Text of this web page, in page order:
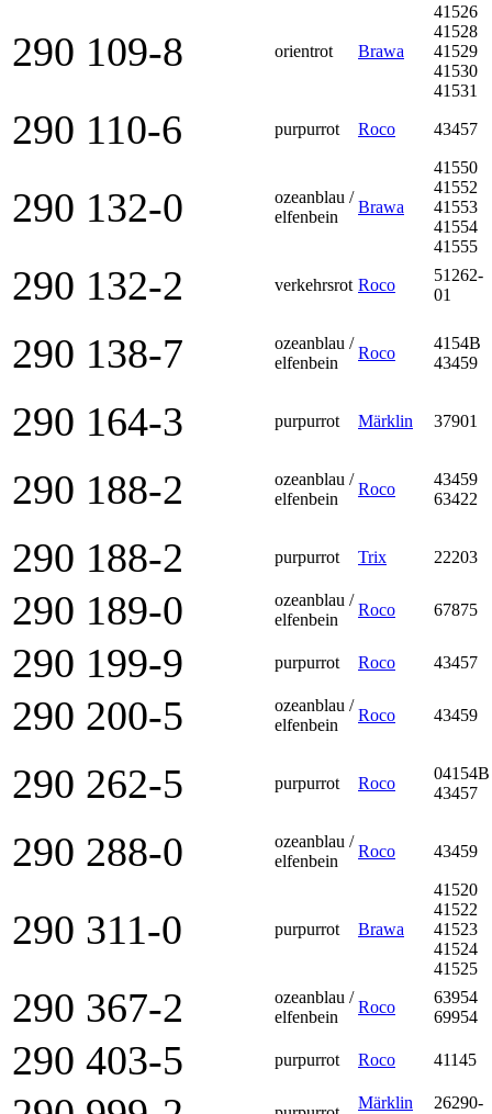
290 109-8 orientrot Brawa
41526
41528
41529
41530
41531
290 110-6 purpurrot Roco 43457
290 132-0
ozeanblau /
elfenbein
Brawa
41550
41552
41553
41554
41555
290 132-2 verkehrsrot Roco
51262-
01
290 138-7
ozeanblau /
elfenbein
Roco
4154B
43459
290 164-3 purpurrot Märklin 37901
290 188-2
ozeanblau /
elfenbein
Roco
43459
63422
290 188-2 purpurrot Trix 22203
290 189-0
ozeanblau /
elfenbein
Roco 67875
290 199-9 purpurrot Roco 43457
290 200-5
ozeanblau /
elfenbein
Roco 43459
290 262-5 purpurrot Roco
04154B
43457
290 288-0
ozeanblau /
elfenbein
Roco 43459
290 311-0 purpurrot Brawa
41520
41522
41523
41524
41525
290 367-2
ozeanblau /
elfenbein
Roco
63954
69954
290 403-5 purpurrot Roco 41145
Märklin
26290-